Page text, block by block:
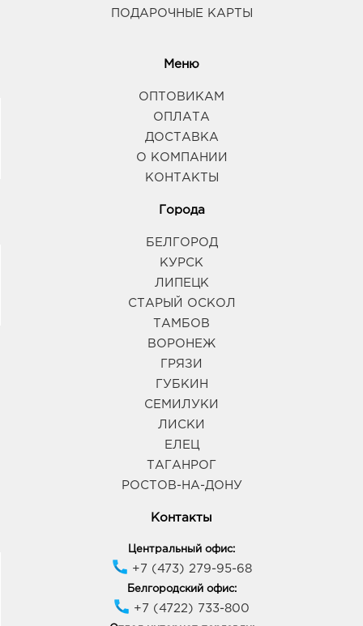
ПОДАРОЧНЫЕ КАРТЫ
Меню
ОПТОВИКАМ
ОПЛАТА
ДОСТАВКА
О КОМПАНИИ
КОНТАКТЫ
Города
БЕЛГОРОД
КУРСК
ЛИПЕЦК
СТАРЫЙ ОСКОЛ
ТАМБОВ
ВОРОНЕЖ
ГРЯЗИ
ГУБКИН
СЕМИЛУКИ
ЛИСКИ
ЕЛЕЦ
ТАГАНРОГ
РОСТОВ-НА-ДОНУ
Контакты
Центральный офис:
+7 (473) 279-95-68
Белгородский офис:
+7 (4722) 733-800